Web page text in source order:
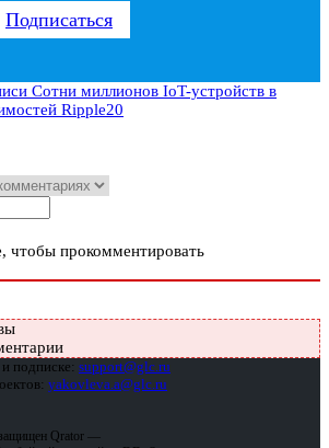
Подписаться
Сотни миллионов IoT-устройств в
Ripple20
чтобы прокомментировать
подписке: support@glc.ru
yakovleva.a@glc.ru
Qrator —